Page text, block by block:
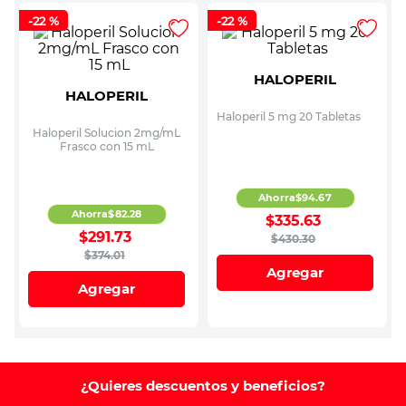
-22 %
HALOPERIL
Haloperil Solucion 2mg/mL
Frasco con 15 mL
$374.01
$291.73
Ahorra$82.28
Agregar
-22 %
HALOPERIL
Haloperil 5 mg 20 Tabletas
$430.30
$335.63
Ahorra$94.67
Agregar
¿Quieres descuentos y beneficios?